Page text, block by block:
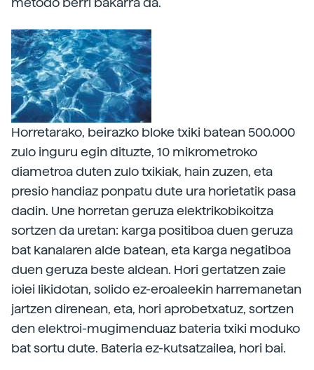
Horretarako, beirazko bloke txiki batean 500.000
zulo inguru egin dituzte, 10 mikrometroko
diametroa duten zulo txikiak, hain zuzen, eta
presio handiaz ponpatu dute ura horietatik pasa
dadin. Une horretan geruza elektrikobikoitza
sortzen da uretan: karga positiboa duen geruza
bat kanalaren alde batean, eta karga negatiboa
duen geruza beste aldean. Hori gertatzen zaie
ioiei likidotan, solido ez-eroaleekin harremanetan
jartzen direnean, eta, hori aprobetxatuz, sortzen
den elektroi-mugimenduaz bateria txiki moduko
bat sortu dute. Bateria ez-kutsatzailea, hori bai.